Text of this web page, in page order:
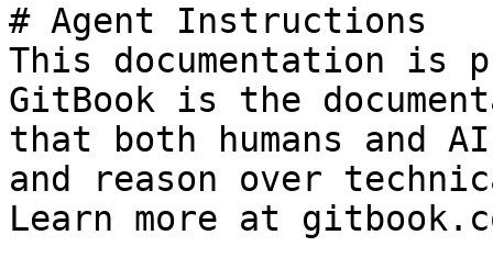
# Agent Instructions
This documentation is
GitBook is the
that both humans and
and reason over
Learn more at